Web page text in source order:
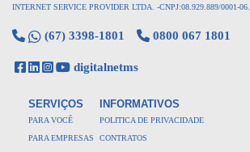
INTERNET SERVICE PROVIDER LTDA. -CNPJ:08.929.889/0001-06.
(67) 3398-1801 0800 067 1801
digitalnetms
SERVIÇOS
PARA VOCÊ
PARA EMPRESAS
INFORMATIVOS
POLITICA DE PRIVACIDADE
CONTRATOS